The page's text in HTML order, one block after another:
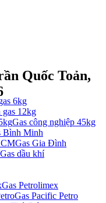
6kg
12kg
Gas công nghiệp 45kg
Bình Minh
Gas Gia Đình
Gas dầu khí
Gas Petrolimex
Gas Pacific Petro
Quốc Toản,